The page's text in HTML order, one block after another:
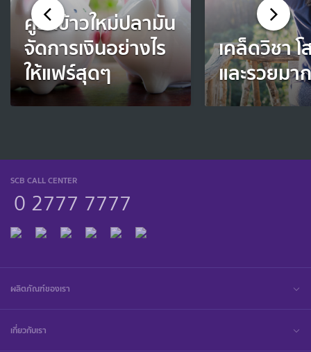
คู่รักข้าวใหม่ปลามัน
จัดการเงินอย่างไร
ให้แฟร์สุดๆ
เคล็ดวิชา
และรวยมาก
SCB CALL CENTER
0 2777 7777
ผลิตภัณฑ์ของเรา
เกี่ยวกับเรา